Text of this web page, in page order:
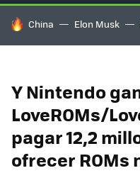
HOY SE HABLA DE
China Elon Musk
Y Nintendo
LoveROMs/
pagar 12,2
ofrecer ROMs